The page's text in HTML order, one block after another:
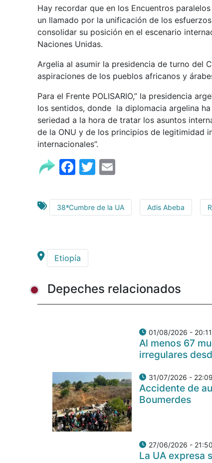
Hay recordar que en los Encuentros
un llamado por la unificación de los
consolidar su posición en el escenario
Naciones Unidas.
Argelia al asumir la presidencia de turno del
aspiraciones de los pueblos africanos y
Para el Frente POLISARIO,” la presidencia
los sentidos, donde la diplomacia argelina
seriedad a la hora de tratar los asuntos
de la ONU y de los principios de legitimidad
internacionales”.
Facebook
Twitter
38ªCumbre de la UA Adis Abeba
Etiopía
Depeches relacionados
01/08/2026 - 20:11
Al menos 67
irregulares
31/07/2026 - 22:09
Accidente de
Boumerdes
27/06/2026 - 21:50
La UA expresa